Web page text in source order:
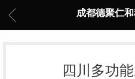
成都德聚仁
四川多功